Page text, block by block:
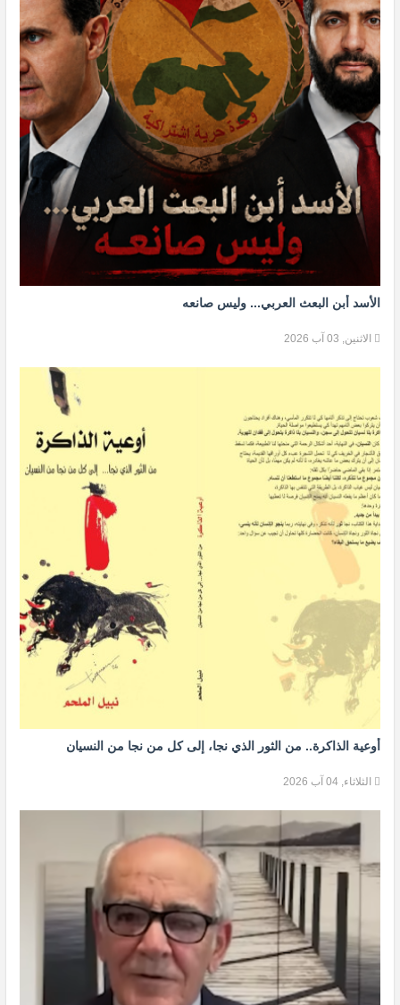
الأسد أبن البعث العربي... وليس صانعه
الاثنين, 03 آب 2026
أوعية الذاكرة.. من الثور الذي نجا، إلى كل من نجا من النسيان
الثلاثاء, 04 آب 2026